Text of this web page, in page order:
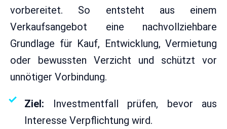
vorbereitet. So entsteht aus einem
Verkaufsangebot eine nachvollziehbare
Grundlage für Kauf, Entwicklung, Vermietung
oder bewussten Verzicht und schützt vor
unnötiger Vorbindung.
Ziel: Investmentfall prüfen, bevor aus
Interesse Verpflichtung wird.